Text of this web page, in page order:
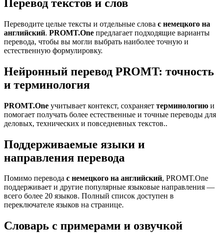
Перевод текстов и слов
Переводите целые тексты и отдельные слова с немецкого на
английский. PROMT.One предлагает подходящие варианты
перевода, чтобы вы могли выбрать наиболее точную и
естественную формулировку.
Нейронный перевод PROMT: точность
и терминология
PROMT.One учитывает контекст, сохраняет терминологию и
помогает получать более естественные и точные переводы для
деловых, технических и повседневных текстов..
Поддерживаемые языки и
направления перевода
Помимо перевода с немецкого на английский, PROMT.One
поддерживает и другие популярные языковые направления —
всего более 20 языков. Полный список доступен в
переключателе языков на странице.
Словарь с примерами и озвучкой